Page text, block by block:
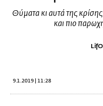
Θύματα κι αυτά της
και πιο
9.1.2019 | 11:28